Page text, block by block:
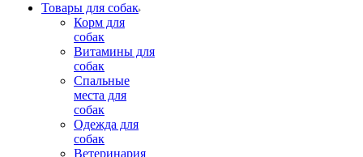
Товары для собак
Корм для
собак
Витамины для
собак
Спальные
места для
собак
Одежда для
собак
Ветеринария